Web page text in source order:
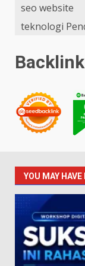
seo website
teknologi
YOU MAY HAVE